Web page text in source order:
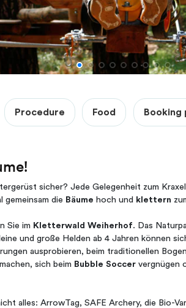
Procedure Food Booking
sicher? Jede Gelegenheit zum
gemeinsam die Bäume hoch und klettern
Sie im Kletterwald Weiherhof. Das
und große Helden ab 4 Jahren können
ausprobieren, beim traditionellen
sich beim Bubble Soccer vergnügen
alles: ArrowTag, SAFE Archery, die Bio-